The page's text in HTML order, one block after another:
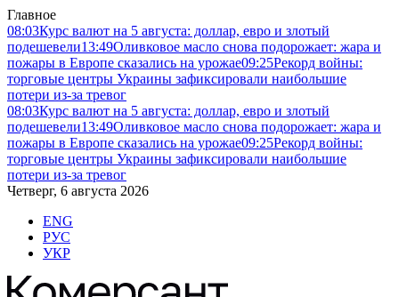
Главное
08:03Курс валют на 5 августа: доллар, евро и злотый
подешевели13:49Оливковое масло снова подорожает: жара и
пожары в Европе сказались на урожае09:25Рекорд войны:
торговые центры Украины зафиксировали наибольшие
потери из-за тревог
08:03Курс валют на 5 августа: доллар, евро и злотый
подешевели13:49Оливковое масло снова подорожает: жара и
пожары в Европе сказались на урожае09:25Рекорд войны:
торговые центры Украины зафиксировали наибольшие
потери из-за тревог
Четверг, 6 августа 2026
ENG
РУС
УКР